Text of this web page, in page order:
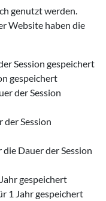
genutzt werden.
Website haben die
Session gespeichert
gespeichert
der Session
der Session
die Dauer der Session
gespeichert
1 Jahr gespeichert